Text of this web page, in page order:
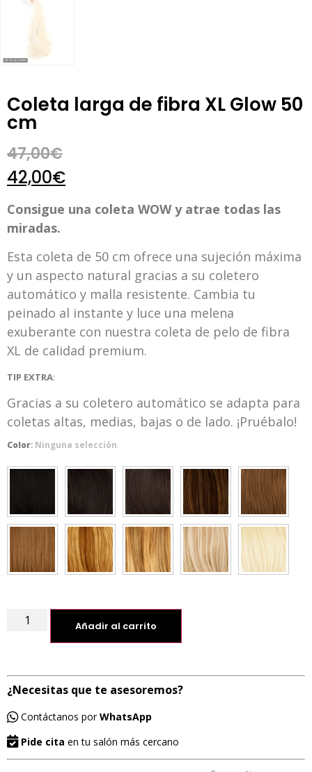
Coleta larga de fibra XL Glow 50
cm
47,00€
42,00€
Consigue una coleta WOW y atrae todas las
miradas.
Esta coleta de 50 cm ofrece una sujeción máxima
y un aspecto natural gracias a su coletero
automático y malla resistente. Cambia tu
peinado al instante y luce una melena
exuberante con nuestra coleta de pelo de fibra
XL de calidad premium.
TIP EXTRA:
Gracias a su coletero automático se adapta para
coletas altas, medias, bajas o de lado. ¡Pruébalo!
Color: Ninguna selección
Añadir al carrito
¿Necesitas que te asesoremos?
Contáctanos porWhatsApp
Pide cita en tu salón más cercano